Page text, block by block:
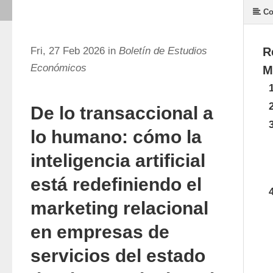
Fri, 27 Feb 2026 in Boletín de Estudios
Económicos
De lo transaccional a
lo humano: cómo la
inteligencia artificial
está redefiniendo el
marketing relacional
en empresas de
servicios del estado